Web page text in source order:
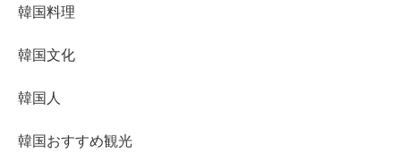
韓国料理
韓国文化
韓国人
韓国おすすめ観光